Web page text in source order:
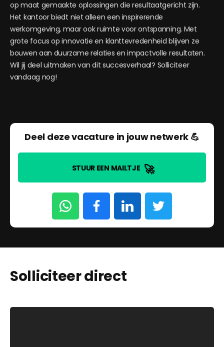
op maat gemaakte oplossingen die resultaatgericht zijn.
Het kantoor biedt niet alleen een inspirerende
werkomgeving, maar ook ruimte voor ontspanning. Met
grote focus op innovatie en klanttevredenheid blijven ze
bouwen aan duurzame relaties en impactvolle resultaten.
Wil jij deel uitmaken van dit succesverhaal? Solliciteer
vandaag nog!
Deel deze vacature in jouw netwerk 💪
STUUR EEN MAILTJE 🚀
Solliciteer direct